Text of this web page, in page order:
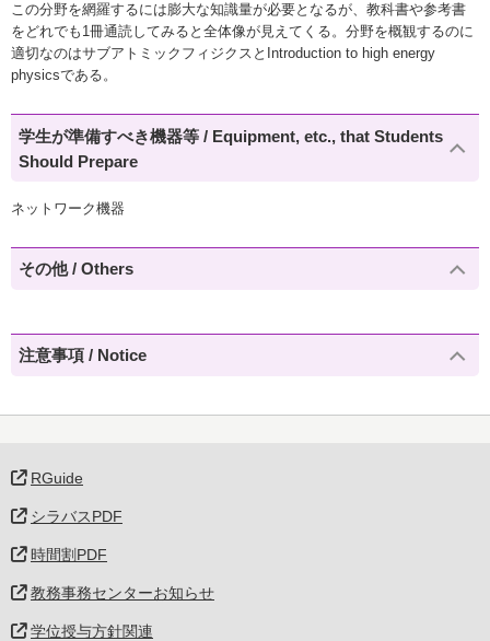
この分野を網羅するには膨大な知識量が必要となるが、教科書や参考書
をどれでも1冊通読してみると全体像が見えてくる。分野を概観するのに
適切なのはサブアトミックフィジクスとIntroduction to high energy
physicsである。
学生が準備すべき機器等 / Equipment, etc., that Students
Should Prepare
ネットワーク機器
その他 / Others
注意事項 / Notice
RGuide
シラバスPDF
時間割PDF
教務事務センターお知らせ
学位授与方針関連